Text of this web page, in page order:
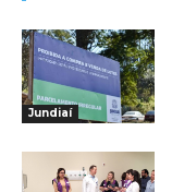
Jundiaí